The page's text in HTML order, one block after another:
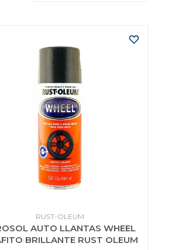
RUST-OLEUM
AUTO LLANTAS WHEEL
BRILLANTE RUST OLEUM